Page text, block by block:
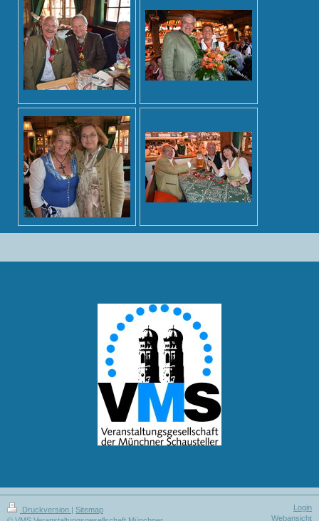
Druckversion
Sitemap
Login
Webansicht